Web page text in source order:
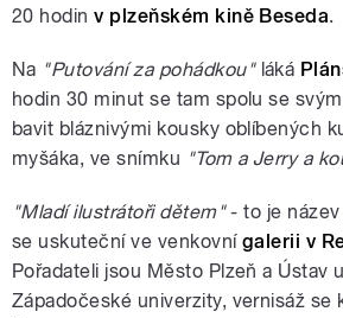
20 hodinv plzeňském kině Beseda.
Na "Putování za pohádkou" láká
hodin 30 minut se tam spolu se
bavit bláznivými kousky oblíbených
myšáka, ve snímku "Tom a Jerry a
"Mladí ilustrátoři dětem"- to je
se uskuteční ve venkovní galerii v
Pořadateli jsou Město Plzeň a Ústav
Západočeské univerzity, vernisáž se